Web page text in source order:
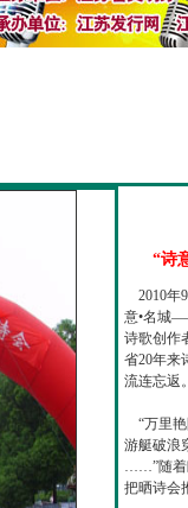
“诗
2010年
意•名城
诗歌创作
省20年来
流连忘返
“万里艳
游艇破浪
……”随着
把晒诗会